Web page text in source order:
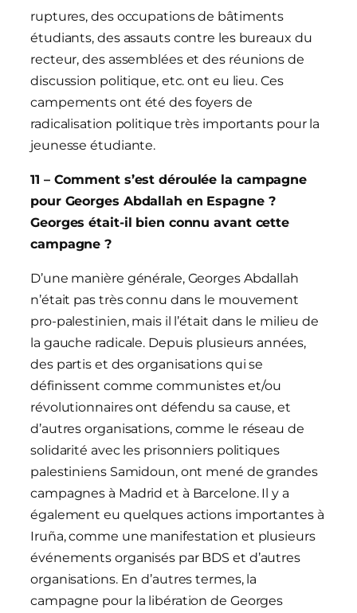
ruptures, des occupations de bâtiments
étudiants, des assauts contre les bureaux du
recteur, des assemblées et des réunions de
discussion politique, etc. ont eu lieu. Ces
campements ont été des foyers de
radicalisation politique très importants pour la
jeunesse étudiante.
11 – Comment s’est déroulée la campagne
pour Georges Abdallah en Espagne ?
Georges était-il bien connu avant cette
campagne ?
D’une manière générale, Georges Abdallah
n’était pas très connu dans le mouvement
pro-palestinien, mais il l’était dans le milieu de
la gauche radicale. Depuis plusieurs années,
des partis et des organisations qui se
définissent comme communistes et/ou
révolutionnaires ont défendu sa cause, et
d’autres organisations, comme le réseau de
solidarité avec les prisonniers politiques
palestiniens Samidoun, ont mené de grandes
campagnes à Madrid et à Barcelone. Il y a
également eu quelques actions importantes à
Iruña, comme une manifestation et plusieurs
événements organisés par BDS et d’autres
organisations. En d’autres termes, la
campagne pour la libération de Georges